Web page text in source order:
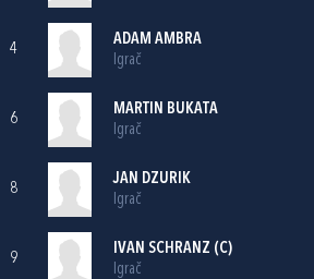
4
ADAM AMBRA
Igrač
6
MARTIN BUKATA
Igrač
8
JAN DZURIK
Igrač
9
IVAN SCHRANZ (C)
Igrač